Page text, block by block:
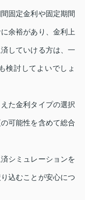
固定金利や固定期間
余裕があり、金利上
していける方は、一
検討してよいでしょ
た金利タイプの選択
可能性を含めて総合
シミュレーションを
込むことが安心につ